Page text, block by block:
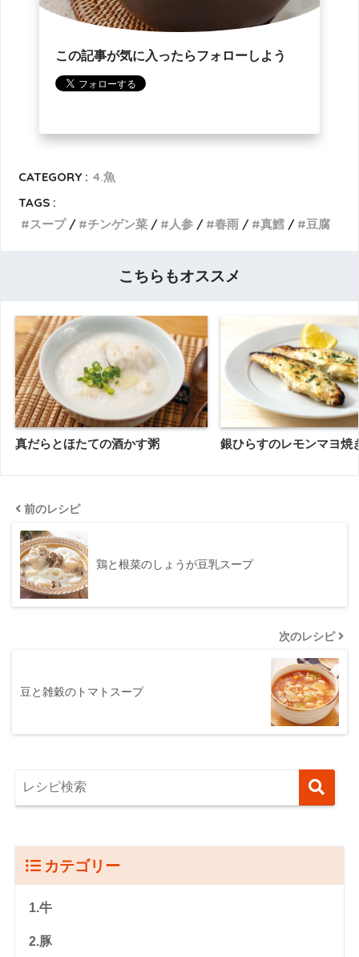
この記事が気に入ったらフォローしよう
CATEGORY : 4.魚
TAGS :
スープ
チンゲン菜 人参 春雨 真鱈 豆腐
こちらもオススメ
真だらとほたての酒かす粥 銀ひらすのレモンマヨ焼
前のレシピ
鶏と根菜のしょうが豆乳スープ
次のレシピ
豆と雑穀のトマトスープ
カテゴリー
1.牛
2.豚